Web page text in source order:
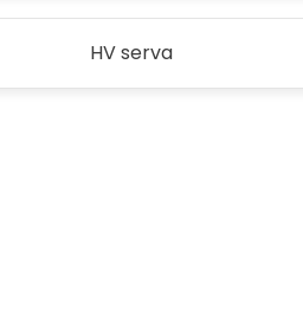
HV serva